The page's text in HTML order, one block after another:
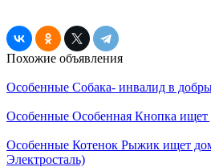
Похожие объявления
Особенные Собака- инвалид в
Особенные Особенная Кнопка ищет
Особенные Котенок Рыжик ищет
Электросталь)